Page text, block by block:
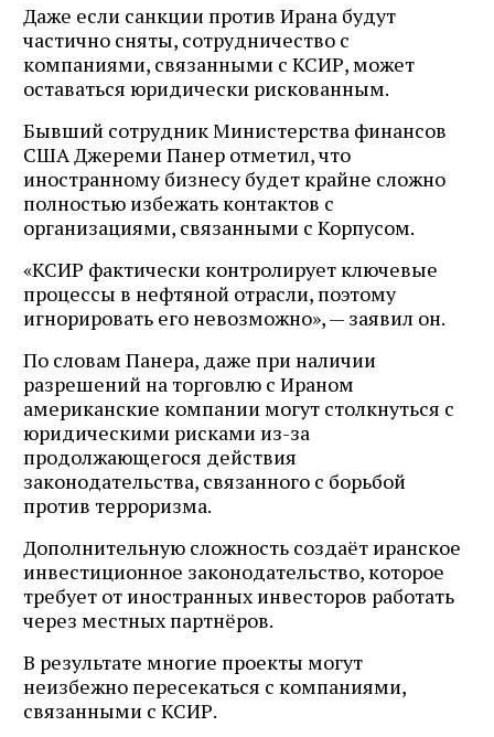
Даже если санкции против Ирана будут
частично сняты, сотрудничество с
компаниями, связанными с КСИР, может
оставаться юридически рискованным.
Бывший сотрудник Министерства финансов
США Джереми Панер отметил, что
иностранному бизнесу будет крайне сложно
полностью избежать контактов с
организациями, связанными с Корпусом.
«КСИР фактически контролирует ключевые
процессы в нефтяной отрасли, поэтому
игнорировать его невозможно», — заявил он.
По словам Панера, даже при наличии
разрешений на торговлю с Ираном
американские компании могут столкнуться с
юридическими рисками из-за
продолжающегося действия
законодательства, связанного с борьбой
против терроризма.
Дополнительную сложность создаёт иранское
инвестиционное законодательство, которое
требует от иностранных инвесторов работать
через местных партнёров.
В результате многие проекты могут
неизбежно пересекаться с компаниями,
связанными с КСИР.